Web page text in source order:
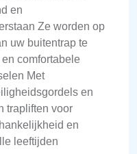
en
Ze worden op
uw buitentrap te
comfortabele
Met
en
trapliften voor
en
leeftijden